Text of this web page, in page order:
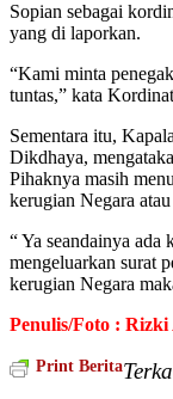
Sopian sebagai
yang di laporkan.
“Kami minta
tuntas,” kata
Sementara itu,
Dikdhaya,
Pihaknya masih
kerugian Negara
“ Ya seandainya ada
mengeluarkan surat
kerugian Negara
Penulis/Foto : Rizki
Print Berita